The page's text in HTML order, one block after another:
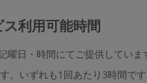
ス利用可能時間
曜日・時間にてご提供していま
。いずれも1回あたり3時間です